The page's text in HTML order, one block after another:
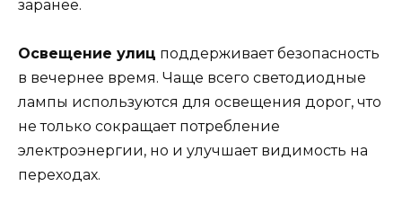
заранее.
Освещение улиц поддерживает безопасность
в вечернее время. Чаще всего светодиодные
лампы используются для освещения дорог, что
не только сокращает потребление
электроэнергии, но и улучшает видимость на
переходах.